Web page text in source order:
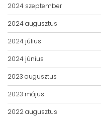
2024 szeptember
2024 augusztus
2024 július
2024 június
2023 augusztus
2023 május
2022 augusztus